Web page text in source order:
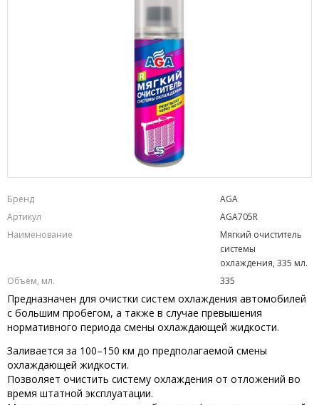
Бренд
AGA
Артикул
AGA705R
Наименование
Мягкий очиститель
системы
охлаждения, 335 мл.
Объём, мл.
335
Предназначен для очистки систем охлаждения автомобилей
с большим пробегом, а также в случае превышения
нормативного периода смены охлаждающей жидкости.
Заливается за 100–150 км до предполагаемой смены
охлаждающей жидкости.
Позволяет очистить систему охлаждения от отложений во
время штатной эксплуатации.